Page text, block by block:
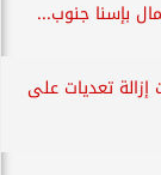
بإسنا جنوب...
تنفذ 4 قرارات إزالة تعديات على